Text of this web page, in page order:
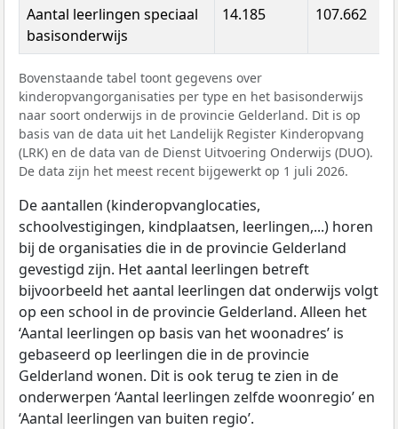
Aantal leerlingen speciaal
basisonderwijs
14.185 107.662
Bovenstaande tabel toont gegevens over
kinderopvangorganisaties per type en het basisonderwijs
naar soort onderwijs in de provincie Gelderland. Dit is op
basis van de data uit het Landelijk Register Kinderopvang
(LRK) en de data van de Dienst Uitvoering Onderwijs (DUO).
De data zijn het meest recent bijgewerkt op 1 juli 2026.
De aantallen (kinderopvanglocaties,
schoolvestigingen, kindplaatsen, leerlingen,...) horen
bij de organisaties die in de provincie Gelderland
gevestigd zijn. Het aantal leerlingen betreft
bijvoorbeeld het aantal leerlingen dat onderwijs volgt
op een school in de provincie Gelderland. Alleen het
‘Aantal leerlingen op basis van het woonadres’ is
gebaseerd op leerlingen die in de provincie
Gelderland wonen. Dit is ook terug te zien in de
onderwerpen ‘Aantal leerlingen zelfde woonregio’ en
‘Aantal leerlingen van buiten regio’.